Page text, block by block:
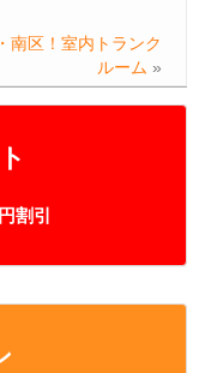
割引
南区！室内トランク
ルーム »